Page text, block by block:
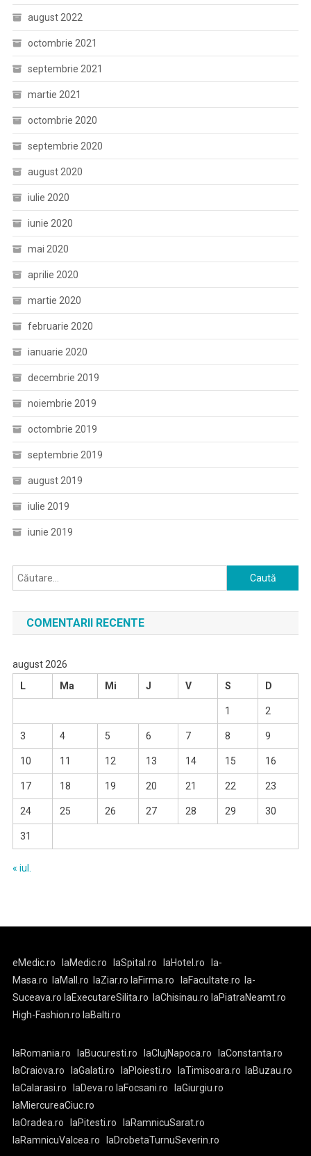
august 2022
octombrie 2021
septembrie 2021
martie 2021
octombrie 2020
septembrie 2020
august 2020
iulie 2020
iunie 2020
mai 2020
aprilie 2020
martie 2020
februarie 2020
ianuarie 2020
decembrie 2019
noiembrie 2019
octombrie 2019
septembrie 2019
august 2019
iulie 2019
iunie 2019
Caută
după:
COMENTARII RECENTE
august 2026
L
Ma Mi J V S D
1 2
3 4 5 6 7 8 9
10 11 12 13 14 15 16
17 18 19 20 21 22 23
24 25 26 27 28 29 30
31
« iul.
eMedic.ro laMedic.ro laSpital.ro laHotel.ro
la-
Masa.ro
laMall.ro laZiar.ro laFirma.ro laFacultate.ro
la-
Suceava.ro laExecutareSilita.ro laChisinau.ro laPiatraNeamt.ro
High-Fashion.ro laBalti.ro
laRomania.ro laBucuresti.ro laClujNapoca.ro
laConstanta.ro
laCraiova.ro
laGalati.ro laPloiesti.ro laTimisoara.ro
laBuzau.ro
laCalarasi.ro
laDeva.ro laFocsani.ro
laGiurgiu.ro
laMiercureaCiuc.ro
laOradea.ro
laPitesti.ro
laRamnicuSarat.ro
laRamnicuValcea.ro
laDrobetaTurnuSeverin.ro